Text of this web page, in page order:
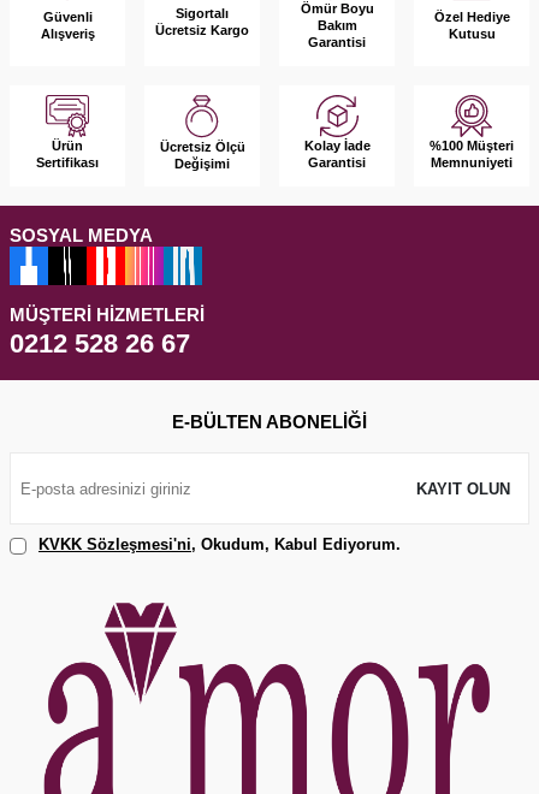
Güvenli
Alışveriş
Sigortalı
Ücretsiz Kargo
Ömür Boyu
Bakım
Garantisi
Özel Hediye
Kutusu
Ürün
Sertifikası
Ücretsiz Ölçü
Değişimi
Kolay İade
Garantisi
%100 Müşteri
Memnuniyeti
SOSYAL MEDYA
MÜŞTERI HIZMETLERI
0212 528 26 67
E-BÜLTEN ABONELIĞI
KAYIT OLUN
KVKK Sözleşmesi'ni, Okudum, Kabul Ediyorum.